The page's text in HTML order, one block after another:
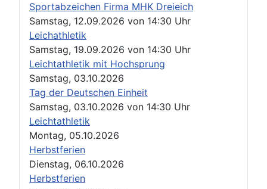
Sportabzeichen Firma MHK Dreieich
Samstag, 12.09.2026 von 14:30 Uhr
Leichathletik
Samstag, 19.09.2026 von 14:30 Uhr
Leichtathletik mit Hochsprung
Samstag, 03.10.2026
Tag der Deutschen Einheit
Samstag, 03.10.2026 von 14:30 Uhr
Leichtathletik
Montag, 05.10.2026
Herbstferien
Dienstag, 06.10.2026
Herbstferien